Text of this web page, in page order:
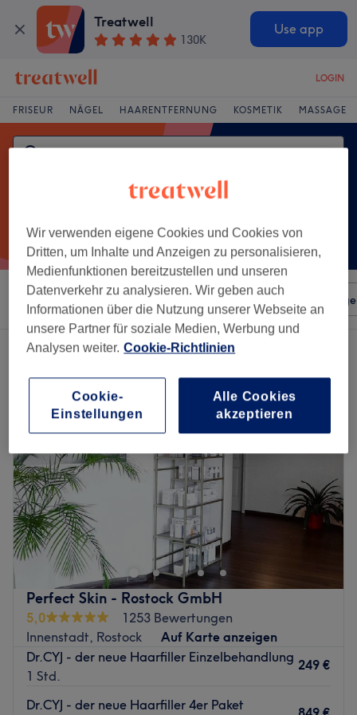
Treatwell
130K
Use app
LOGIN
FRISEUR NÄGEL HAARENTFERNUNG KOSMETIK MASSAGE
Sortieren nach Beliebiger Preis Salons
Ein Salon, der anbietet: behandlung von haarausfall in Rostock
Perfect Skin - Rostock GmbH
5,0
1253 Bewertungen
Innenstadt, Rostock
Auf Karte anzeigen
Dr.CYJ - der neue Haarfiller Einzelbehandlung
1 Std.
249 €
Dr.CYJ - der neue Haarfiller 4er Paket
Wir verwenden eigene Cookies und Cookies von
Dritten, um Inhalte und Anzeigen zu personalisieren,
Medienfunktionen bereitzustellen und unseren
Datenverkehr zu analysieren. Wir geben auch
Informationen über die Nutzung unserer Webseite an
unsere Partner für soziale Medien, Werbung und
Analysen weiter. Cookie-Richtlinien
Cookie-
Einstellungen
Alle Cookies
akzeptieren